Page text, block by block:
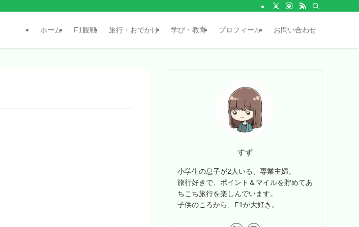
ホーム F1観戦 旅行・おでかけ 学び・教育 プロフィール お問い合わせ
すず
小学生の息子が2人いる、専業主婦。
旅行好きで、ポイント＆マイルを貯めてあ
ちこち旅行を楽しんでいます。
子供のころから、F1が大好き。